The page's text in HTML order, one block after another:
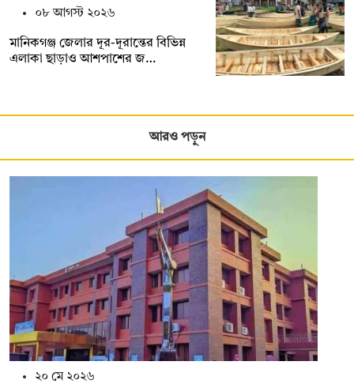
০৮ আগস্ট ২০২৬
মানিকগঞ্জ জেলার দূর-দূরান্তের বিভিন্ন
এলাকা ছাড়াও আশপাশের জ…
আরও পড়ুন
২০ মে ২০২৬